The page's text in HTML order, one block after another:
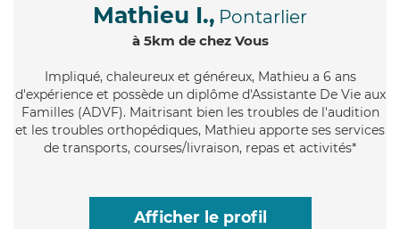
Mathieu I., Pontarlier
à 5km de chez Vous
Impliqué, chaleureux et généreux, Mathieu a 6 ans
d'expérience et possède un diplôme d'Assistante De Vie aux
Familles (ADVF). Maitrisant bien les troubles de l'audition
et les troubles orthopédiques, Mathieu apporte ses services
de transports, courses/livraison, repas et activités*
Afficher le profil